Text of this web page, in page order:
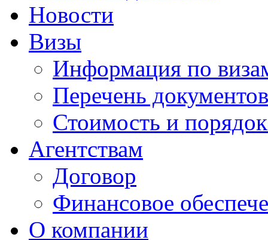
Новости
Визы
Информация по
Перечень
Стоимость и
Агентствам
Договор
Финансовое
О компании